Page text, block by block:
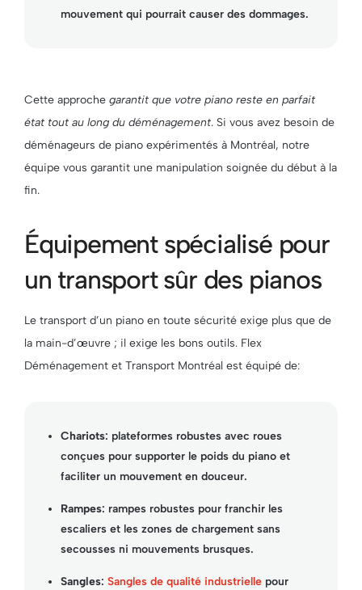
mouvement qui pourrait causer des dommages.
Cette approche garantit que votre piano reste en parfait
état tout au long du déménagement. Si vous avez besoin de
déménageurs de piano expérimentés à Montréal, notre
équipe vous garantit une manipulation soignée du début à la
fin.
Équipement spécialisé pour
un transport sûr des pianos
Le transport d’un piano en toute sécurité exige plus que de
la main-d’œuvre ; il exige les bons outils. Flex
Déménagement et Transport Montréal est équipé de:
Chariots: plateformes robustes avec roues
conçues pour supporter le poids du piano et
faciliter un mouvement en douceur.
Rampes: rampes robustes pour franchir les
escaliers et les zones de chargement sans
secousses ni mouvements brusques.
Sangles: Sangles de qualité industrielle pour